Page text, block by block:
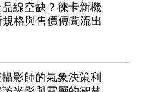
線空缺？徠卡新機
格與售價傳聞流出
影師的氣象決策利